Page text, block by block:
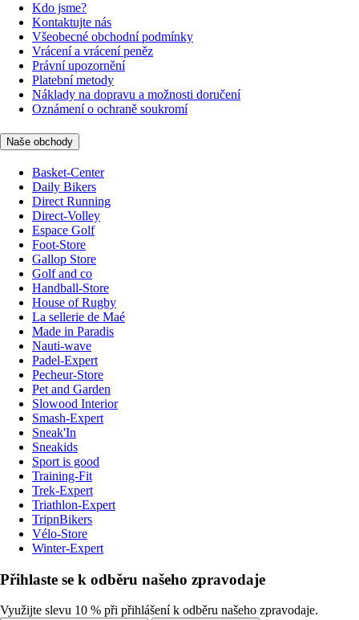
Kdo jsme?
Kontaktujte nás
Všeobecné obchodní podmínky
Vrácení a vrácení peněz
Právní upozornění
Platební metody
Náklady na dopravu a možnosti doručení
Oznámení o ochraně soukromí
Naše obchody
Basket-Center
Daily Bikers
Direct Running
Direct-Volley
Espace Golf
Foot-Store
Gallop Store
Golf and co
Handball-Store
House of Rugby
La sellerie de Maé
Made in Paradis
Nauti-wave
Padel-Expert
Pecheur-Store
Pet and Garden
Slowood Interior
Smash-Expert
Sneak'In
Sneakids
Sport is good
Training-Fit
Trek-Expert
Triathlon-Expert
TripnBikers
Vélo-Store
Winter-Expert
Přihlaste se k odběru našeho zpravodaje
Využijte slevu 10 % při přihlášení k odběru našeho zpravodaje.